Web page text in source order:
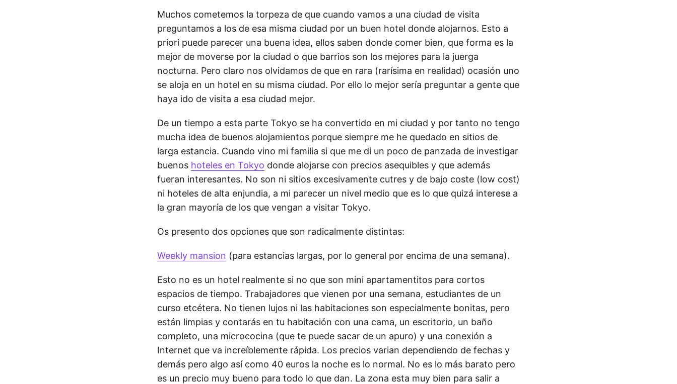
Muchos cometemos la torpeza de que cuando vamos a una ciudad de visita
preguntamos a los de esa misma ciudad por un buen hotel donde alojarnos. Esto a
priori puede parecer una buena idea, ellos saben donde comer bien, que forma es la
mejor de moverse por la ciudad o que barrios son los mejores para la juerga
nocturna. Pero claro nos olvidamos de que en rara (rarísima en realidad) ocasión uno
se aloja en un hotel en su misma ciudad. Por ello lo mejor sería preguntar a gente que
haya ido de visita a esa ciudad mejor.
De un tiempo a esta parte Tokyo se ha convertido en mi ciudad y por tanto no tengo
mucha idea de buenos alojamientos porque siempre me he quedado en sitios de
larga estancia. Cuando vino mi familia si que me di un poco de panzada de investigar
buenos hoteles en Tokyo donde alojarse con precios asequibles y que además
fueran interesantes. No son ni sitios excesivamente cutres y de bajo coste (low cost)
ni hoteles de alta enjundia, a mi parecer un nivel medio que es lo que quizá interese a
la gran mayoría de los que vengan a visitar Tokyo.
Os presento dos opciones que son radicalmente distintas:
Weekly mansion (para estancias largas, por lo general por encima de una semana).
Esto no es un hotel realmente si no que son mini apartamentitos para cortos
espacios de tiempo. Trabajadores que vienen por una semana, estudiantes de un
curso etcétera. No tienen lujos ni las habitaciones son especialmente bonitas, pero
están limpias y contarás en tu habitación con una cama, un escritorio, un baño
completo, una micrococina (que te puede sacar de un apuro) y una conexión a
Internet que va increíblemente rápida. Los precios varian dependiendo de fechas y
demás pero algo así como 40 euros la noche es lo normal. No es lo más barato pero
es un precio muy bueno para todo lo que dan. La zona esta muy bien para salir a